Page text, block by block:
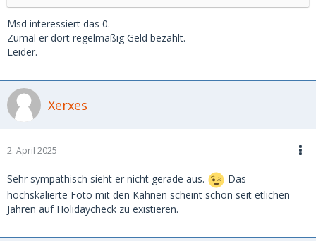
Msd interessiert das 0.
Zumal er dort regelmäßig Geld bezahlt.
Leider.
Xerxes
2. April 2025
Sehr sympathisch sieht er nicht gerade aus.
Das
hochskalierte Foto mit den Kähnen scheint schon seit etlichen
Jahren auf Holidaycheck zu existieren.